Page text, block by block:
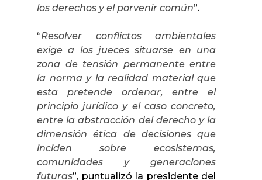
los derechos y el porvenir común”.
“Resolver conflictos ambientales
exige a los jueces situarse en una
zona de tensión permanente entre
la norma y la realidad material que
esta pretende ordenar, entre el
principio jurídico y el caso concreto,
entre la abstracción del derecho y la
dimensión ética de decisiones que
inciden sobre ecosistemas,
comunidades y generaciones
futuras”, puntualizó la presidente del